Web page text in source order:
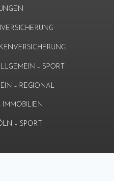
– SPORT
– REGIONAL
IMMOBILIEN
– SPORT